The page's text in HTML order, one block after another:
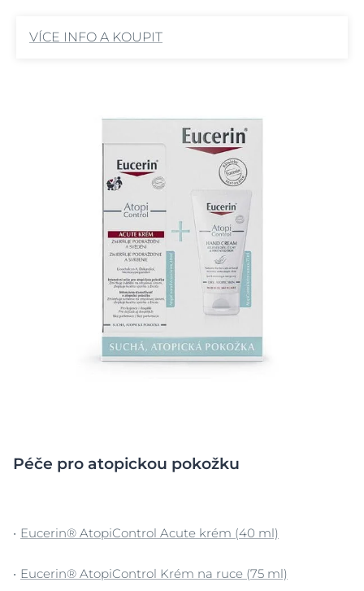
VÍCE INFO A KOUPIT
Péče pro atopickou pokožku
Eucerin® AtopiControl Acute krém (40 ml)
Eucerin® AtopiControl Krém na ruce (75 ml)